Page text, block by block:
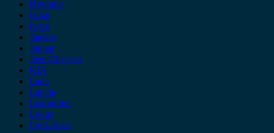
Hyundai
Isuzu
iveco
Jaecoo
Jaguar
Jeep Chrysler
KIA
Lada
Lancia
Leapmotor
Lexus
Lynk & co